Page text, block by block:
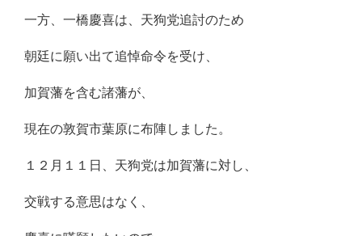
一方、一橋慶喜は、天狗党追討のため
朝廷に願い出て追悼命令を受け、
加賀藩を含む諸藩が、
現在の敦賀市葉原に布陣しました。
１２月１１日、天狗党は加賀藩に対し、
交戦する意思はなく、